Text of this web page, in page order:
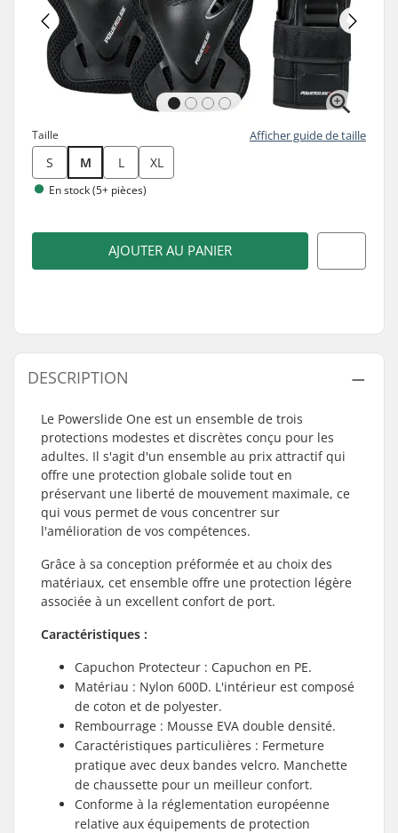
Taille Afficher guide de taille
S M L XL
En stock (5+ pièces)
AJOUTER AU PANIER
DESCRIPTION
Le Powerslide One est un ensemble de trois
protections modestes et discrètes conçu pour les
adultes. Il s'agit d'un ensemble au prix attractif qui
offre une protection globale solide tout en
préservant une liberté de mouvement maximale, ce
qui vous permet de vous concentrer sur
l'amélioration de vos compétences.
Grâce à sa conception préformée et au choix des
matériaux, cet ensemble offre une protection légère
associée à un excellent confort de port.
Caractéristiques :
Capuchon Protecteur : Capuchon en PE.
Matériau : Nylon 600D. L'intérieur est composé
de coton et de polyester.
Rembourrage : Mousse EVA double densité.
Caractéristiques particulières : Fermeture
pratique avec deux bandes velcro. Manchette
de chaussette pour un meilleur confort.
Conforme à la réglementation européenne
relative aux équipements de protection